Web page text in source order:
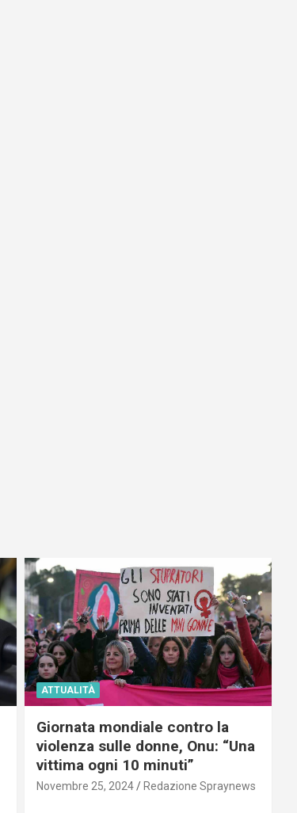
ATTUALITÀ
Giornata mondiale contro la
violenza sulle donne, Onu: “Una
vittima ogni 10 minuti”
Novembre 25, 2024 Redazione Spraynews